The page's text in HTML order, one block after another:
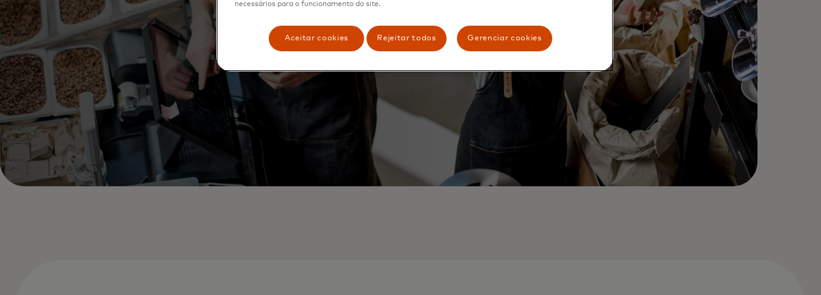
necessários para o funcionamento do site.
Aceitar cookies Rejeitar todos Gerenciar cookies